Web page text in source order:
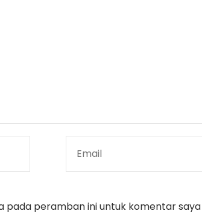
pada peramban ini untuk komentar